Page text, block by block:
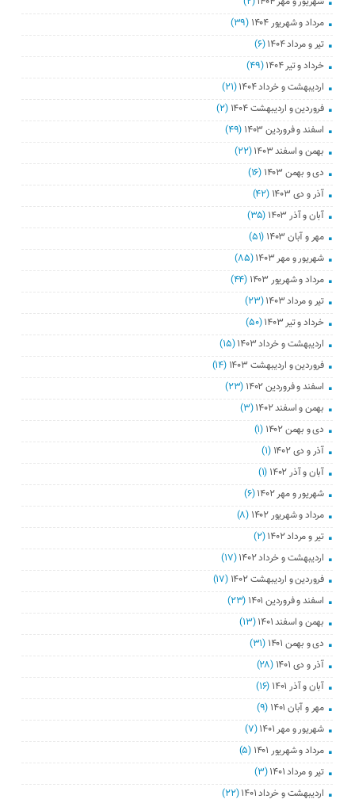
مرداد و شهریور ۱۴۰۴
(۳۹)
تیر و مرداد ۱۴۰۴
(۶)
خرداد و تیر ۱۴۰۴
(۴۹)
اردیبهشت و خرداد ۱۴۰۴
(۲۱)
فروردین و اردیبهشت ۱۴۰۴
(۲)
اسفند و فروردین ۱۴۰۳
(۴۹)
بهمن و اسفند ۱۴۰۳
(۲۲)
دی و بهمن ۱۴۰۳
(۱۶)
آذر و دی ۱۴۰۳
(۴۲)
آبان و آذر ۱۴۰۳
(۳۵)
مهر و آبان ۱۴۰۳
(۵۱)
شهریور و مهر ۱۴۰۳
(۸۵)
مرداد و شهریور ۱۴۰۳
(۴۴)
تیر و مرداد ۱۴۰۳
(۲۳)
خرداد و تیر ۱۴۰۳
(۵۰)
اردیبهشت و خرداد ۱۴۰۳
(۱۵)
فروردین و اردیبهشت ۱۴۰۳
(۱۴)
اسفند و فروردین ۱۴۰۲
(۲۳)
بهمن و اسفند ۱۴۰۲
(۳)
دی و بهمن ۱۴۰۲
(۱)
آذر و دی ۱۴۰۲
(۱)
آبان و آذر ۱۴۰۲
(۱)
شهریور و مهر ۱۴۰۲
(۶)
مرداد و شهریور ۱۴۰۲
(۸)
تیر و مرداد ۱۴۰۲
(۲)
اردیبهشت و خرداد ۱۴۰۲
(۱۷)
فروردین و اردیبهشت ۱۴۰۲
(۱۷)
اسفند و فروردین ۱۴۰۱
(۲۳)
بهمن و اسفند ۱۴۰۱
(۱۳)
دی و بهمن ۱۴۰۱
(۳۱)
آذر و دی ۱۴۰۱
(۲۸)
آبان و آذر ۱۴۰۱
(۱۶)
مهر و آبان ۱۴۰۱
(۹)
شهریور و مهر ۱۴۰۱
(۷)
مرداد و شهریور ۱۴۰۱
(۵)
تیر و مرداد ۱۴۰۱
(۳)
اردیبهشت و خرداد ۱۴۰۱
(۲۲)